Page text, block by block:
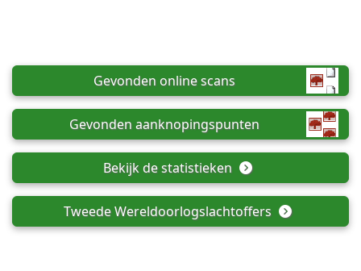
Gevonden online scans
Gevonden aanknopingspunten
Bekijk de statistieken
Tweede Wereldoorlogslachtoffers